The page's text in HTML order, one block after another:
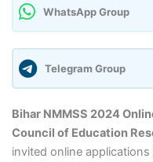
WhatsApp Group
Telegram Group
Bihar NMMSS 2024
Council of Education
invited online applications